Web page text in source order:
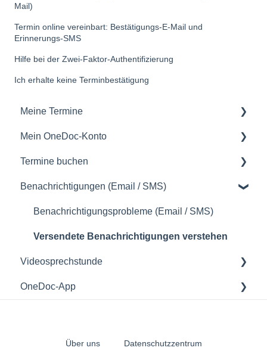
Mail)
Termin online vereinbart: Bestätigungs-E-Mail und
Erinnerungs-SMS
Hilfe bei der Zwei-Faktor-Authentifizierung
Ich erhalte keine Terminbestätigung
Meine Termine
meine Termine verwalten
Mein OneDoc-Konto
Mein OneDoc-Konto verwalten
Zugriff auf mein OneDoc-Konto
Ein OneDoc-Konto erstellen
Termine buchen
Wie Sie einen Termin buchen können
Benachrichtigungen (Email / SMS)
Benachrichtigungsprobleme (Email / SMS)
Versendete Benachrichtigungen verstehen
Videosprechstunde
Videosprechstunde
OneDoc-App
Verwendung der OneDoc-App
Über uns Datenschutzzentrum